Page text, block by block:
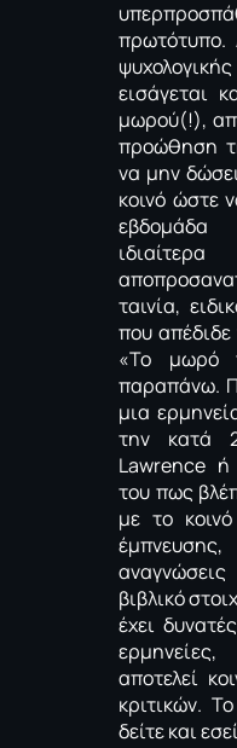
πρωτότυπο.
εισάγεται
μωρού(!),
προώθηση
να μην
κοινό ώστε
εβδομάδα
ταινία,
που απέδιδε
«Το μωρό
παραπάνω.
μια
την κατά
Lawrence ή
του πως
με το
βιβλικό
έχει
αποτελεί
κριτικών.
δείτε και